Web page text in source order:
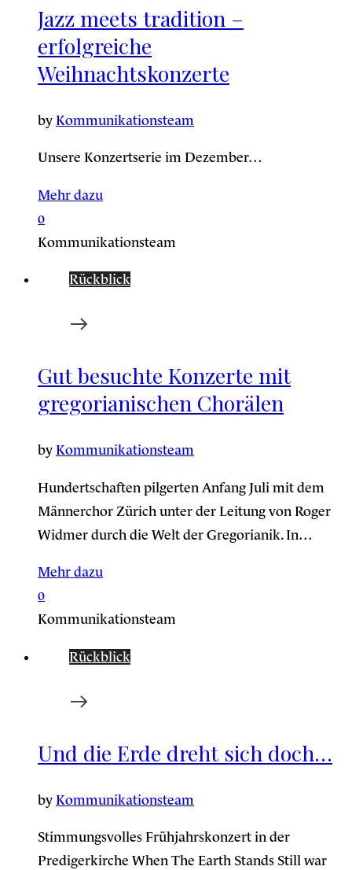
Jazz meets tradition –
erfolgreiche
Weihnachtskonzerte
by Kommunikationsteam
Unsere Konzertserie im Dezember…
Mehr dazu
0
Kommunikationsteam
Rückblick
Gut besuchte Konzerte mit
gregorianischen Chorälen
by Kommunikationsteam
Hundertschaften pilgerten Anfang Juli mit dem
Männerchor Zürich unter der Leitung von Roger
Widmer durch die Welt der Gregorianik. In…
Mehr dazu
0
Kommunikationsteam
Rückblick
Und die Erde dreht sich doch…
by Kommunikationsteam
Stimmungsvolles Frühjahrskonzert in der
Predigerkirche When The Earth Stands Still war